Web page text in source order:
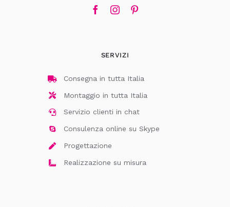
SERVIZI
Consegna in tutta Italia
Montaggio in tutta Italia
Servizio clienti in chat
Consulenza online su Skype
Progettazione
Realizzazione su misura